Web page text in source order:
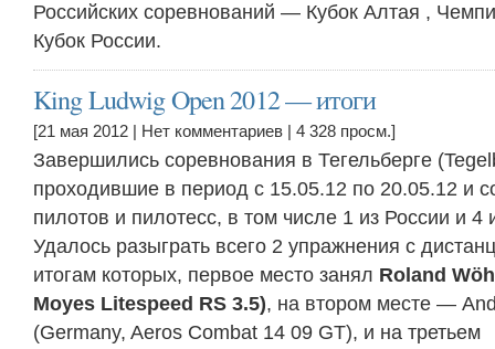
Российских соревнований — Кубок Алтая ,
Кубок России.
King Ludwig Open 2012 — итоги
[21 мая 2012 | Нет комментариев | 4 328 просм.]
Завершились соревнования в Тегельберге
проходившие в период с 15.05.12 по 20.05.12 и
пилотов и пилотесс, в том числе 1 из России и 4
Удалось разыграть всего 2 упражнения с
итогам которых, первое место занял Roland
Moyes Litespeed RS 3.5), на втором месте —
(Germany, Aeros Combat 14 09 GT), и на третьем